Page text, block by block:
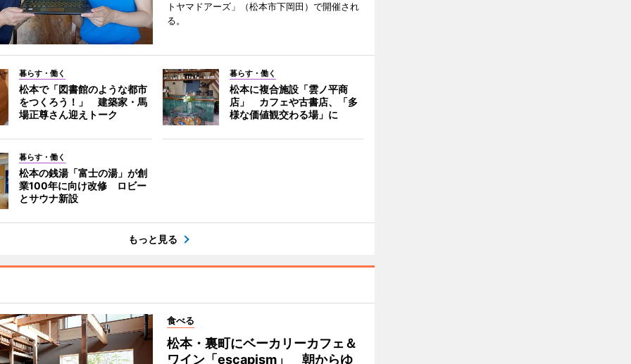
トヤマドアーズ」（松本市下岡田）で開催され
る。
暮らす・働く
松本で「図書館のような都市
をつくろう！」 建築家・馬
場正尊さん迎えトーク
暮らす・働く
松本に複合施設「雲ノ平商
店」 カフェや古書店、「多
様な価値観交わる場」に
暮らす・働く
松本の銭湯「富士の湯」が創
業100年に向け改修 ロビー
とサウナ新設
もっと見る
食べる
松本・裏町にベーカリーカフェ＆
ワイン「escapism」 朝からゆ